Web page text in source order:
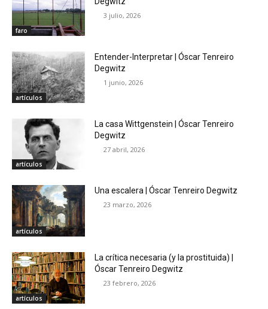
faro
3 julio, 2026
artículos
Entender-Interpretar | Óscar Tenreiro
Degwitz
1 junio, 2026
artículos
La casa Wittgenstein | Óscar Tenreiro
Degwitz
27 abril, 2026
artículos
Una escalera | Óscar Tenreiro Degwitz
23 marzo, 2026
artículos
La crítica necesaria (y la prostituida) |
Óscar Tenreiro Degwitz
23 febrero, 2026